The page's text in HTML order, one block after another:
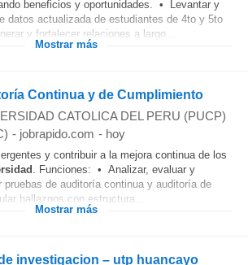
beneficios y oportunidades. • Levantar y
datos actualizada de estudiantes de 4to y 5to
y fortalecer relaciones a largo...
Mostrar más
Continua y de Cumplimiento
CATOLICA DEL PERU (PUCP)
- jobrapido.com - hoy
y contribuir a la mejora continua de los
. Funciones: • Analizar, evaluar y
pruebas de auditoría continua y auditoría de
hallazgos con estructura...
Mostrar más
investigacion – utp huancayo